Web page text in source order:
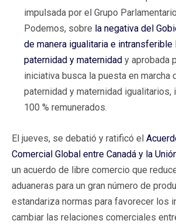
impulsada por el Grupo
Podemos, sobre la negativa del
de manera igualitaria e
paternidad y maternidad y aprobada
iniciativa busca la puesta en marcha
paternidad y maternidad
100 % remunerados.
El jueves, se debatió y ratificó el
Comercial Global entre Canadá y la
un acuerdo de libre comercio que
aduaneras para un gran número de
estandariza normas para favorecer los
cambiar las relaciones comerciales